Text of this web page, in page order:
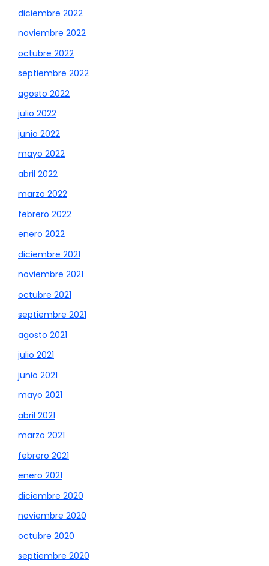
diciembre 2022
noviembre 2022
octubre 2022
septiembre 2022
agosto 2022
julio 2022
junio 2022
mayo 2022
abril 2022
marzo 2022
febrero 2022
enero 2022
diciembre 2021
noviembre 2021
octubre 2021
septiembre 2021
agosto 2021
julio 2021
junio 2021
mayo 2021
abril 2021
marzo 2021
febrero 2021
enero 2021
diciembre 2020
noviembre 2020
octubre 2020
septiembre 2020